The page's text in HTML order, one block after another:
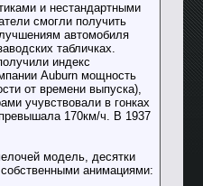
и нестандартными
смогли получить
автомобиля
табличках.
индекс
Auburn мощность
от времени выпуска),
учувствовали в гонках
170км/ч. В 1937
модель, десятки
анимациями: